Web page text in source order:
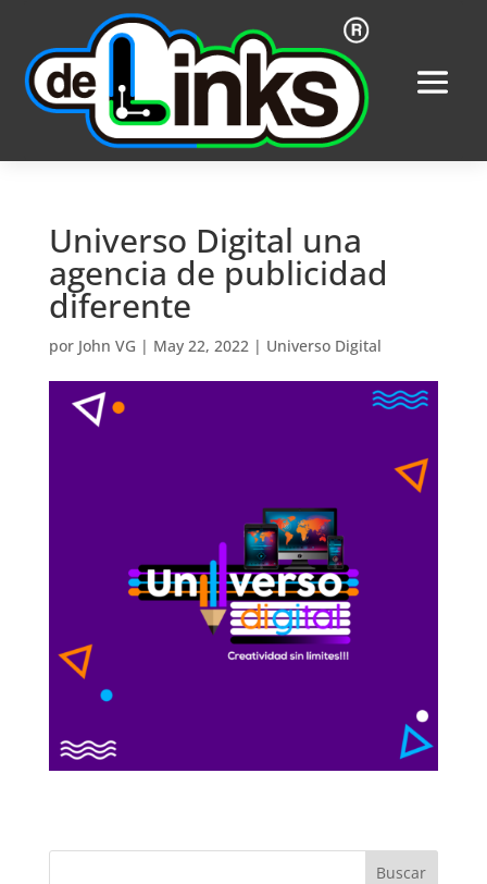
Universo Digital una
agencia de publicidad
diferente
por John VG | May 22, 2022| Universo Digital
Buscar